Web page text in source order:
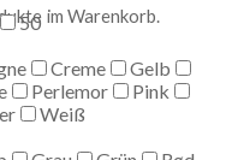
im Warenkorb.
50
Creme
Gelb
Perlemor
Pink
Weiß